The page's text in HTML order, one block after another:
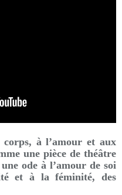
à l’amour et aux
une pièce de théâtre
ode à l’amour de soi
et à la féminité, des